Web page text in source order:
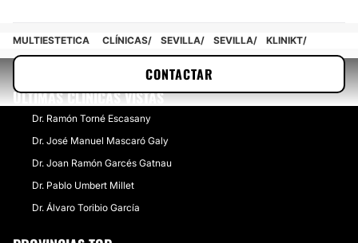
Drenaje linfático
Radiofrecuencia facial
Celulitis
Eliminación de tatuajes
Micropigmentación
Cavitación
Mesoterapia
Presoterapia
CONTACTAR
MULTIESTETICA CLÍNICAS SEVILLA SEVILLA KLINIKT
ÚLTIMAS CLÍNICAS VISTAS
Dr. Ramón Torné Escasany
Dr. José Manuel Mascaró Galy
Dr. Joan Ramón Garcés Gatnau
Dr. Pablo Umbert Millet
Dr. Álvaro Toribio García